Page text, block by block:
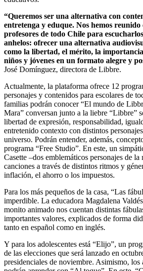
“Queremos ser una alternativa con
entretenga y eduque. Nos hemos reunido
profesores de todo Chile para
anhelos: ofrecer una alternativa
como la libertad, el mérito, la
niños y jóvenes en un formato alegre y
José Domínguez, directora de Libbre.
Actualmente, la plataforma ofrece 12
personajes y contenidos para escolares de
familias podrán conocer “El mundo de
Mara” conversan junto a la liebre “Libbre”
libertad de expresión, responsabilidad,
entretenido contexto con distintos
universo. Podrán entender, además,
programa “Free Studio”. En este, un
Casette –dos emblemáticos personajes de
canciones a través de distintos ritmos y
inflación, el ahorro o los impuestos.
Para los más pequeños de la casa, “Las
imperdible. La educadora Magdalena
monito animado nos cuentan distintas
importantes valores, explicados de forma
tanto en español como en inglés.
Y para los adolescentes está “Elijo”, un
de las elecciones que será lanzado en
presidenciales de noviembre. Asimismo, los